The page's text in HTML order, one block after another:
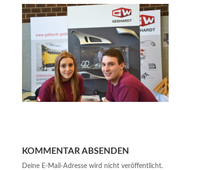
KOMMENTAR ABSENDEN
Deine E-Mail-Adresse wird nicht veröffentlicht.